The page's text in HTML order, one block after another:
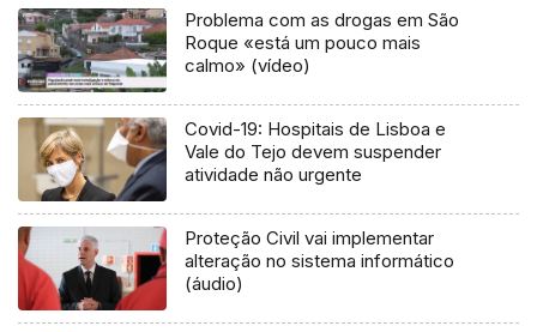
Problema com as drogas em São
Roque «está um pouco mais
calmo» (vídeo)
Covid-19: Hospitais de Lisboa e
Vale do Tejo devem suspender
atividade não urgente
Proteção Civil vai implementar
alteração no sistema informático
(áudio)